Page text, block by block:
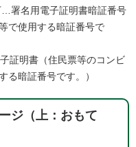
名用電子証明書暗証番号
で使用する暗証番号で
明書（住民票等のコンビ
る暗証番号です。）
ジ（上：おもて